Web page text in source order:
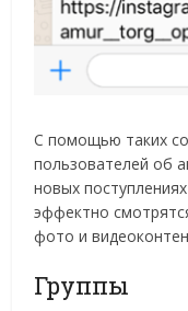
С помощью таких
пользователей об
новых
эффектно
фото и
Группы